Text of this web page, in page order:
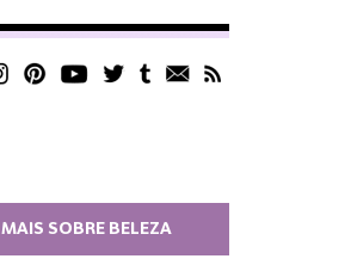
MAIS SOBRE BELEZA